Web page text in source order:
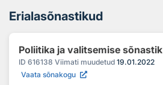
Erialasõnastikud
Poliitika ja valitsemise sõnastik
ID 616138 Viimati muudetud 19.01.2022
Vaata sõnakogu